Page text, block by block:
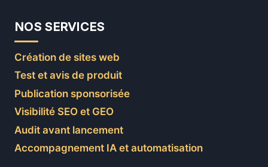
NOS SERVICES
Création de sites web
Test et avis de produit
Publication sponsorisée
Visibilité SEO et GEO
Audit avant lancement
Accompagnement IA et automatisation